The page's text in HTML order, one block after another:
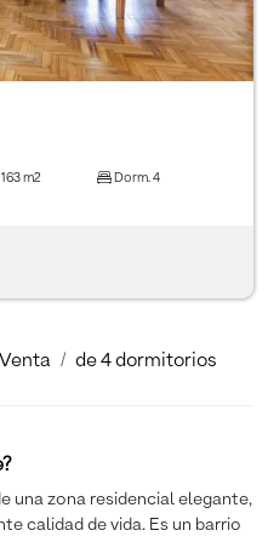
163 m2 Dorm. 4
Venta de 4 dormitorios
una zona residencial elegante,
calidad de vida. Es un barrio